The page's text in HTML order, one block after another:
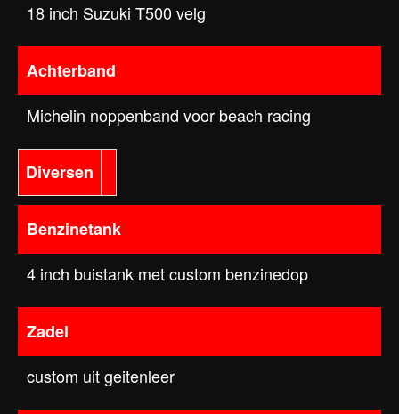
18 inch Suzuki T500 velg
Achterband
Michelin noppenband voor beach racing
Diversen
Benzinetank
4 inch buistank met custom benzinedop
Zadel
custom uit geitenleer